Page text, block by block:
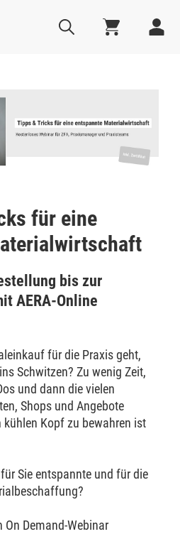
für eine
bis zur
AERA-Online
für die Praxis geht,
Schwitzen? Zu wenig Zeit,
und dann die vielen
Shops und Angebote
Kopf zu bewahren ist
Sie entspannte und für die
Demand-Webinar